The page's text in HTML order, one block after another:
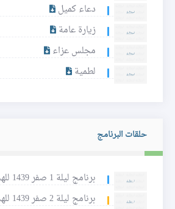
دعاء كميل
زيارة عامة
مجلس عزاء
لطمية
حلقات البرنامج
برنامج ليلة 1 صفر 1439 للهجرة
برنامج ليلة 2 صفر 1439 للهجرة